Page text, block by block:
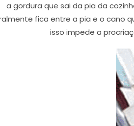
a gordura que sai da pia da
fica entre a pia e o cano
isso impede a